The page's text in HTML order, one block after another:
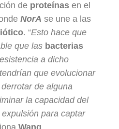
de proteínas en el
NorA se une a las
. “Esto hace que
que las bacterias
a dicho
que evolucionar
de alguna
la capacidad del
para captar